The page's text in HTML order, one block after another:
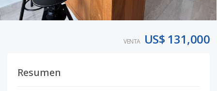
VENTA US$ 131,000
Resumen